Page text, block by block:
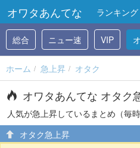
オワタあんてな ランキング
総合 ニュー速 VIP
ホーム 急上昇 オタク
オワタあんてな オタク
人気が急上昇しているまとめ（毎時
オタク急上昇